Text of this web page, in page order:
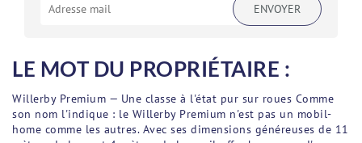
ENVOYER
LE MOT DU PROPRIÉTAIRE :
Willerby Premium — Une classe à l'état pur sur roues Comme
son nom l'indique : le Willerby Premium n'est pas un mobil-
home comme les autres. Avec ses dimensions généreuses de 11